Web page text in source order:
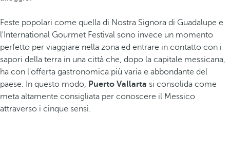
Feste popolari come quella di Nostra Signora di Guadalupe e
l'International Gourmet Festival sono invece un momento
perfetto per viaggiare nella zona ed entrare in contatto con i
sapori della terra in una città che, dopo la capitale messicana,
ha con l'offerta gastronomica più varia e abbondante del
paese. In questo modo, Puerto Vallarta si consolida come
meta altamente consigliata per conoscere il Messico
attraverso i cinque sensi.